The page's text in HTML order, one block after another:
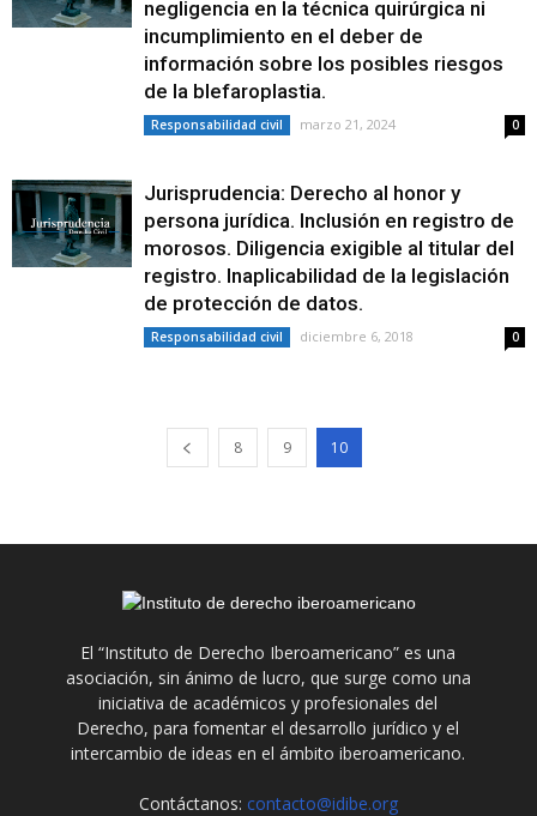
negligencia en la técnica quirúrgica ni
incumplimiento en el deber de
información sobre los posibles riesgos
de la blefaroplastia.
Responsabilidad civil marzo 21, 2024 0
Jurisprudencia: Derecho al honor y
persona jurídica. Inclusión en registro de
morosos. Diligencia exigible al titular del
registro. Inaplicabilidad de la legislación
de protección de datos.
Responsabilidad civil diciembre 6, 2018 0
8 9 10
El “Instituto de Derecho Iberoamericano” es una
asociación, sin ánimo de lucro, que surge como una
iniciativa de académicos y profesionales del
Derecho, para fomentar el desarrollo jurídico y el
intercambio de ideas en el ámbito iberoamericano.
Contáctanos: contacto@idibe.org